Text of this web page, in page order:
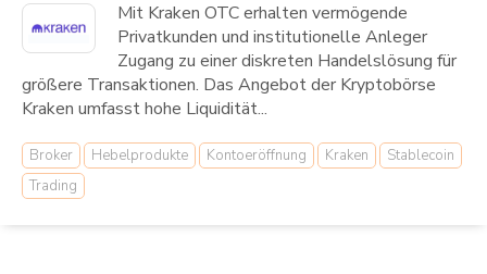
Mit Kraken OTC erhalten vermögende
Privatkunden und institutionelle Anleger
Zugang zu einer diskreten Handelslösung für
größere Transaktionen. Das Angebot der Kryptobörse
Kraken umfasst hohe Liquidität...
Broker Hebelprodukte Kontoeröffnung Kraken
Stablecoin
Trading